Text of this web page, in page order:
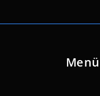
Menü